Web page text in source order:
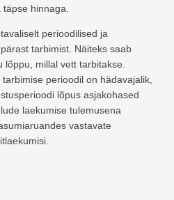
täpse hinnaga.
perioodilised ja
tarbimist. Näiteks saab
lõppu, millal vett tarbitakse.
perioodil on hädavajalik,
lõpus asjakohased
laekumise tulemusena
vastavate